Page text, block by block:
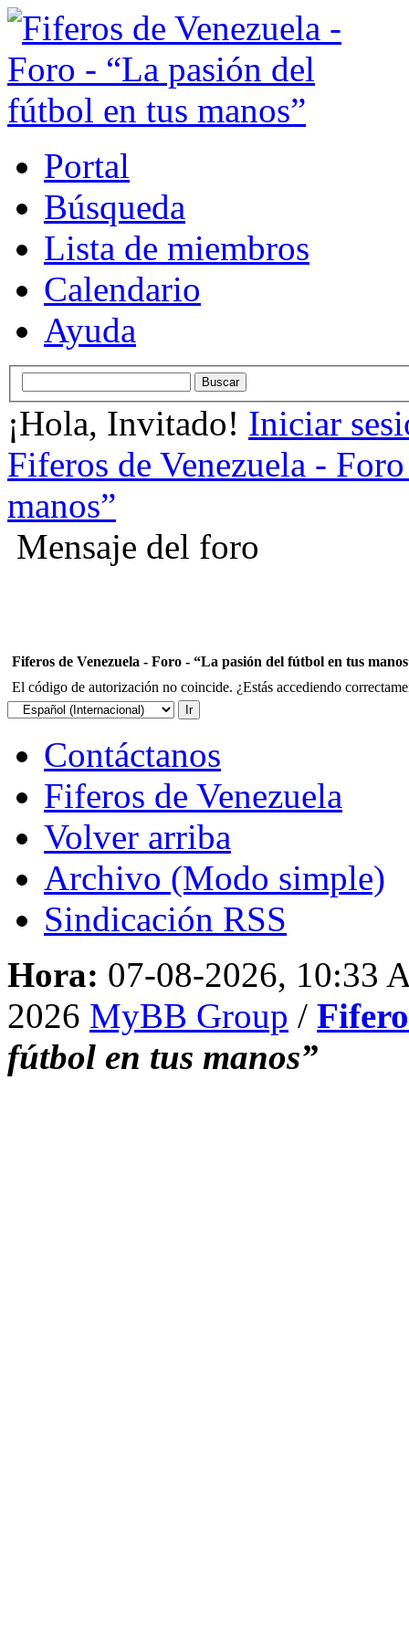
Portal
Búsqueda
Lista de miembros
Calendario
Ayuda
¡Hola, Invitado! Iniciar
Fiferos de Venezuela -
manos”
Mensaje del foro
Fiferos de Venezuela - Foro - “La pasión del fútbol en tus
El código de autorización no coincide. ¿Estás accediendo
Contáctanos
Fiferos de Venezuela
Volver arriba
Archivo (Modo simple)
Sindicación RSS
Hora: 07-08-2026, 10:33
2026 MyBB Group /
fútbol en tus manos”